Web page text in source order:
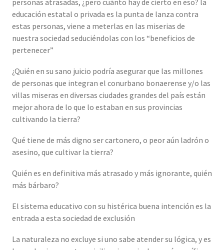
personas atrasadas, ¿pero cuánto hay de cierto en eso? la
educación estatal o privada es la punta de lanza contra
estas personas, viene a meterlas en las miserias de
nuestra sociedad seduciéndolas con los “beneficios de
pertenecer”
¿Quién en su sano juicio podría asegurar que las millones
de personas que integran el conurbano bonaerense y/o las
villas miseras en diversas ciudades grandes del país están
mejor ahora de lo que lo estaban en sus provincias
cultivando la tierra?
Qué tiene de más digno ser cartonero, o peor aún ladrón o
asesino, que cultivar la tierra?
Quién es en definitiva más atrasado y más ignorante, quién
más bárbaro?
El sistema educativo con su histérica buena intención es la
entrada a esta sociedad de exclusión
La naturaleza no excluye si uno sabe atender su lógica, y es